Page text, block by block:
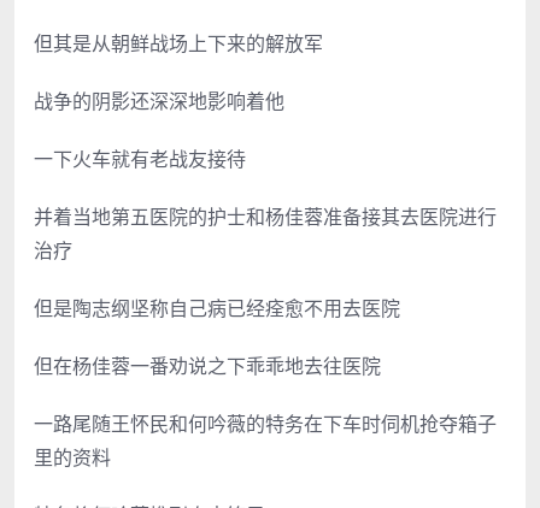
但其是从朝鲜战场上下来的解放军
战争的阴影还深深地影响着他
一下火车就有老战友接待
并着当地第五医院的护士和杨佳蓉准备接其去医院进行
治疗
但是陶志纲坚称自己病已经痊愈不用去医院
但在杨佳蓉一番劝说之下乖乖地去往医院
一路尾随王怀民和何吟薇的特务在下车时伺机抢夺箱子
里的资料